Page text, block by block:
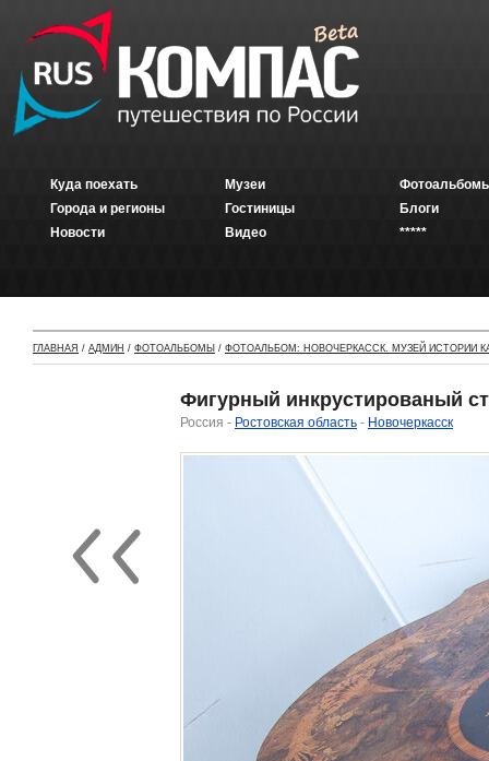
Куда поехать
Города и регионы
Новости
Музеи
Гостиницы
Видео
Блоги
*****
ГЛАВНАЯ / АДМИН / ФОТОАЛЬБОМЫ / ФОТОАЛЬБОМ: НОВОЧЕРКАССК. МУЗЕЙ ИСТОРИИ
Фигурный инкрустированый
Россия - Ростовская область - Новочеркасск